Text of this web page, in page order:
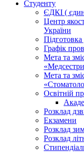
Студенту
ЄДКІ (
Центр
України
Графік
Мета та
Мета та
Освітній
Розклад
Екзамени
Розклад
Розклад